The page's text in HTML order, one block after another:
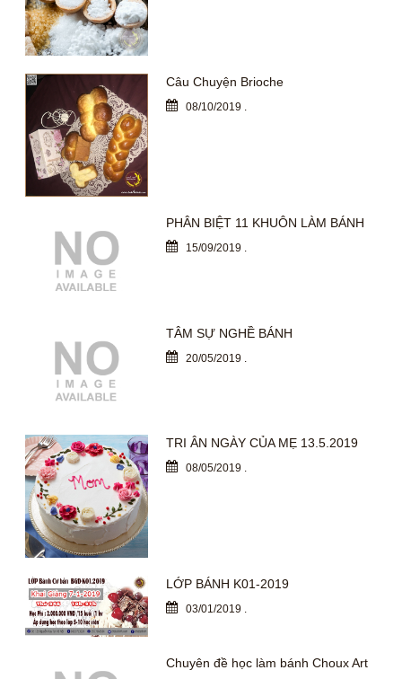
Câu Chuyện Brioche
08/10/2019 .
PHÂN BIỆT 11 KHUÔN LÀM BÁNH
15/09/2019 .
TÂM SỰ NGHỀ BÁNH
20/05/2019
TRI ÂN NGÀY CỦA MẸ 13.5.2019
08/05/2019 .
LỚP BÁNH K01-2019
03/01/2019 .
Chuyên đề học làm bánh Choux Art